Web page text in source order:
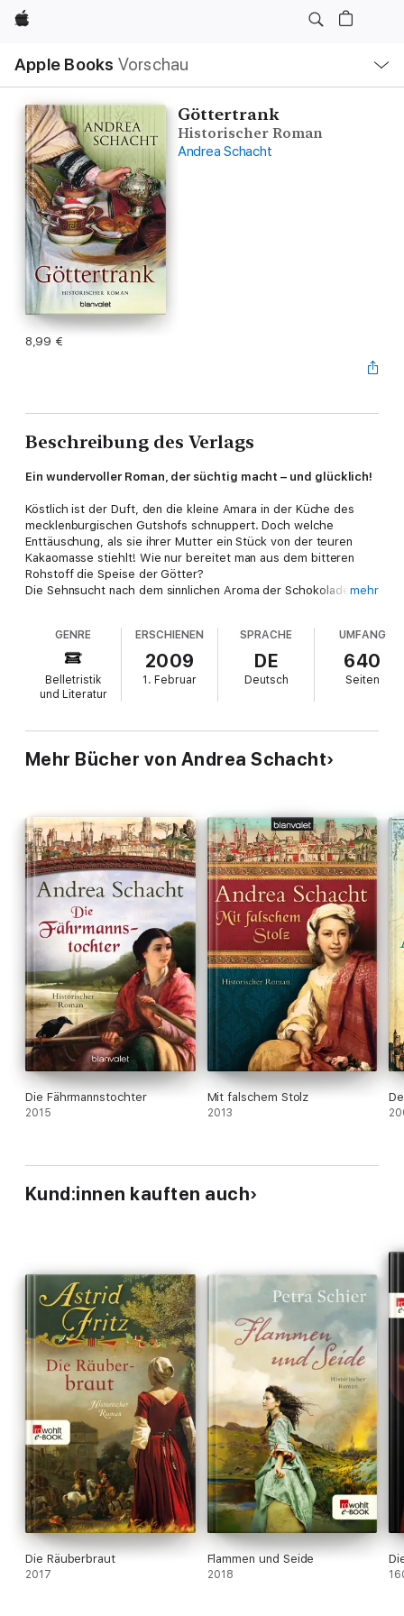
Apple
Apple Books Vorschau
Navigation
Menü
öffnen
Göttertrank
Historischer Roman
Andrea Schacht
8,99 €
Beschreibung des Verlags
Ein wundervoller Roman, der süchtig macht – und glücklich!
Köstlich ist der Duft, den die kleine Amara in der Küche des
mecklenburgischen Gutshofs schnuppert. Doch welche
Enttäuschung, als sie ihrer Mutter ein Stück von der teuren
Kakaomasse stiehlt! Wie nur bereitet man aus dem bitteren
Rohstoff die Speise der Götter?
Die Sehnsucht nach dem sinnlichen Aroma der Schokolade
Amara begegnet Gefährten, die wie sie der Leidenschaft für
die exotische Kakaofrucht verfallen sind. Zu Beginn des 19.
Jahrhunderts dringen Technik und Wissenschaft unaufhaltsam
in den Alltag der Menschen vor. Und in der Morgenröte der
Industrialisierung sieht sich Amara vor dem Ziel ihrer Träume:
mehr
GENRE
Belletristik
und Literatur
ERSCHIENEN
2009
1. Februar
SPRACHE
DE
Deutsch
UMFANG
640
Seiten
Mehr Bücher von Andrea Schacht
Die Fährmannstochter
2015
Mit falschem Stolz
2013
Kund:innen kauften auch
Die Räuberbraut
2017
Flammen und Seide
2018